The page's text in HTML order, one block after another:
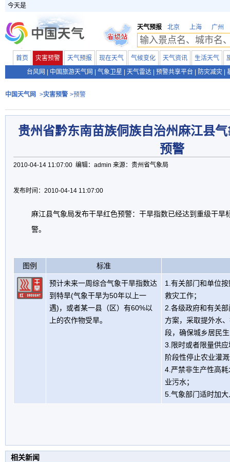
今天是
天气预报 北京 上海 广州
首页 灾害预警 天气预报 现在天气 气候变化 天气资讯 生活天气
台风网
中国旅游天气网 气象卫星 天气雷达 预警共享平台 防灾减灾
中国天气网 >灾害预警 >预警
贵州省黔东南苗族侗族自治州麻江县
预警
2010-04-14 11:07:00 编辑：admin 来源：贵州省气象局
发布时间：2010-04-14 11:07:00
麻江县气象局发布干旱红色预警：干旱指数已经达到重级干旱
警。
图例 标准
预计未来一周综合气象干旱指数达
到特旱(气象干旱为50年以上一
遇)，或者某一县（区）有60%以
上的农作物受旱。
1.有关部门和单位
救灾工作；
2.各级政府和有关
方案，采取提外水
段，确保城乡居民
3.限时或者限量供
阶段性停止农业灌
4.严禁非生产性高
业污水；
5.气象部门适时加
相关新闻